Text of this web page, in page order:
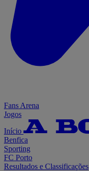
Fans Arena
Jogos
Início
Benfica
Sporting
FC Porto
Resultados e Classificações